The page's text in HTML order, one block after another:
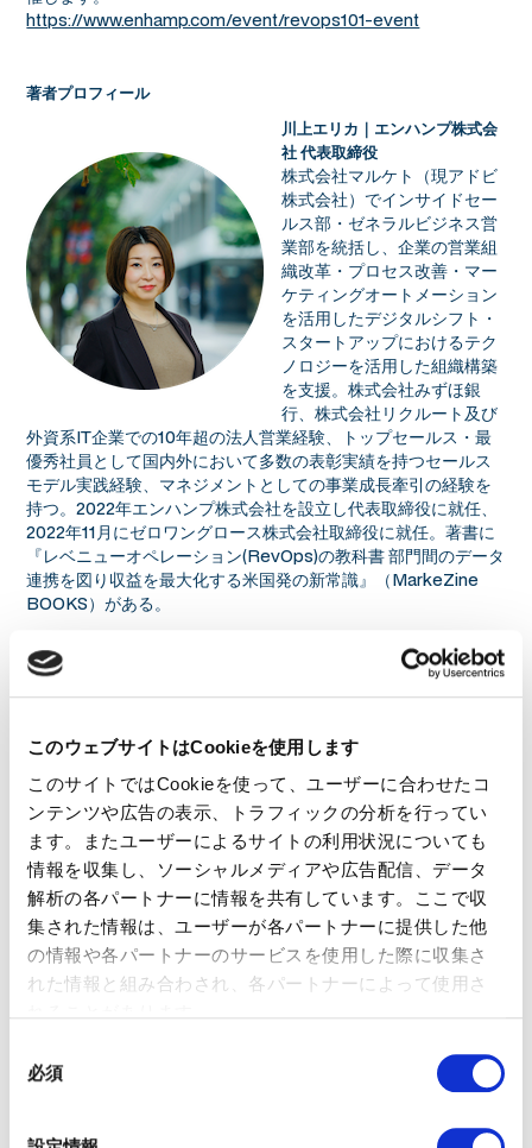
このウェブサイトはCookieを使用します
このサイトではCookieを使って、ユーザーに合わせたコ
ンテンツや広告の表示、トラフィックの分析を行ってい
ます。またユーザーによるサイトの利用状況についても
情報を収集し、ソーシャルメディアや広告配信、データ
解析の各パートナーに情報を共有しています。ここで収
集された情報は、ユーザーが各パートナーに提供した他
の情報や各パートナーのサービスを使用した際に収集さ
れた情報と組み合わされ、各パートナーによって使用さ
必須
https://www.enhamp.com/event/revops101-event
著者プロフィール
川上エリカ｜エンハンプ株式会
社 代表取締役
株式会社マルケト（現アドビ
株式会社）でインサイドセー
ルス部・ゼネラルビジネス営
業部を統括し、企業の営業組
織改革・プロセス改善・マー
ケティングオートメーション
を活用したデジタルシフト・
スタートアップにおけるテク
ノロジーを活用した組織構築
を支援。株式会社みずほ銀
行、株式会社リクルート及び
外資系IT企業での10年超の法人営業経験、トップセールス・最
優秀社員として国内外において多数の表彰実績を持つセールス
モデル実践経験、マネジメントとしての事業成長牽引の経験を
持つ。2022年エンハンプ株式会社を設立し代表取締役に就任、
2022年11月にゼロワングロース株式会社取締役に就任。著書に
『レベニューオペレーション(RevOps)の教科書 部門間のデータ
連携を図り収益を最大化する米国発の新常識』（MarkeZine
BOOKS）がある。
丸井達郎｜ゼロワングロース株
株式会社マルケト(現アドビ株
式会社)にてセールス及びマー
ケティング分野の戦略コンサ
ルタントとして、実現性の高
い戦術設計に重点を置いたフ
レームワークを活用して、多
くの顧客企業のDXを成功に導
く。また、グローバルでわず
か6名しかいない戦略コンサ
イン広告やウェブサイト最適化、マーケティングオートメーシ
ョン及びSFAをはじめとしたセールステックまで幅広い知識を
経験を持つ。テクノロジースタートアップ企業の海外進出など